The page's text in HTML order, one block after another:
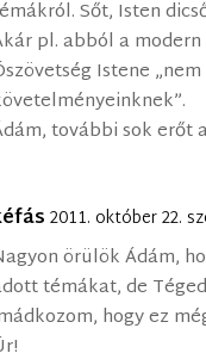
Sőt, Isten
pl. abból a
Istene
további sok erőt
2011. október 22.
örülök Ádám,
témákat, de
hogy ez